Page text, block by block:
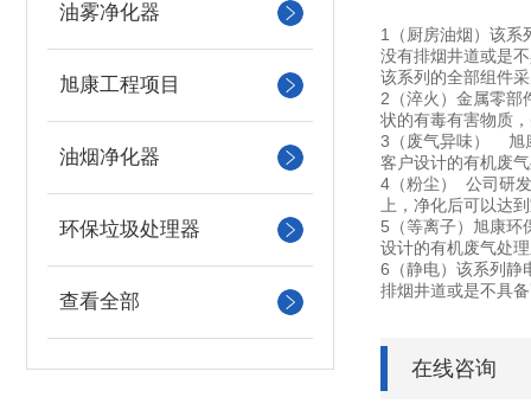
油雾净化器
旭康工程项目
油烟净化器
环保垃圾处理器
查看全部
1（厨房油烟）该系
没有排烟井道或是
该系列的全部组件
2（淬火）金属零部
状的有毒有害物质
3（废气异味） 旭
客户设计的有机废
4（粉尘） 公司研
上，净化后可以达
5（等离子）旭康环
设计的有机废气处
6（静电）该系列静
排烟井道或是不具
在线咨询